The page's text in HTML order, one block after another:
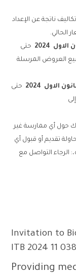
ناتجة عن الإعداد
الحالي.
2024
حتى
العروض المرسلة
الاول 2024
حتى
حول أي ممارسة غير
تقديم أو قبول أي
الرجاء التواصل مع
Invitation to
ITB 2024 11 038
Providing